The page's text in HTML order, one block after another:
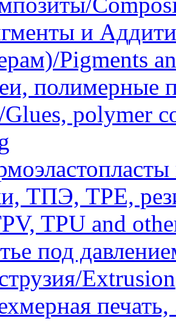
и
Pigments
полимерные
Glues, polymer
ТПЭ, TPE,
TPU and
под
Extrusion